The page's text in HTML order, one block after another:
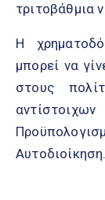
τριτοβάθμια
Η
μπορεί να
στους
Αυτοδιοίκηση.